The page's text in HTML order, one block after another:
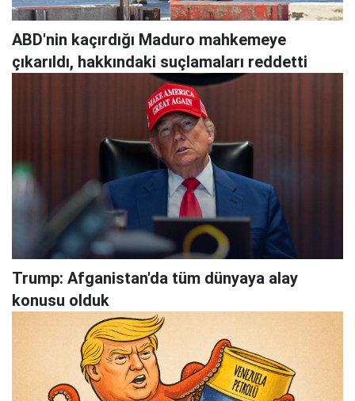
ABD'nin kaçırdığı Maduro mahkemeye
çıkarıldı, hakkındaki suçlamaları reddetti
Trump: Afganistan'da tüm dünyaya alay
konusu olduk